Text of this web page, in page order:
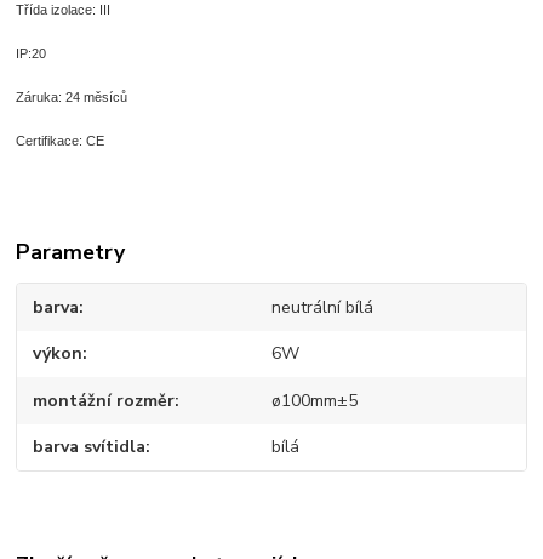
Třída izolace: III
IP:20
Záruka: 24 měsíců
Certifikace: CE
Parametry
barva neutrální bílá
výkon 6W
montážní rozměr ø100mm±5
barva svítidla bílá